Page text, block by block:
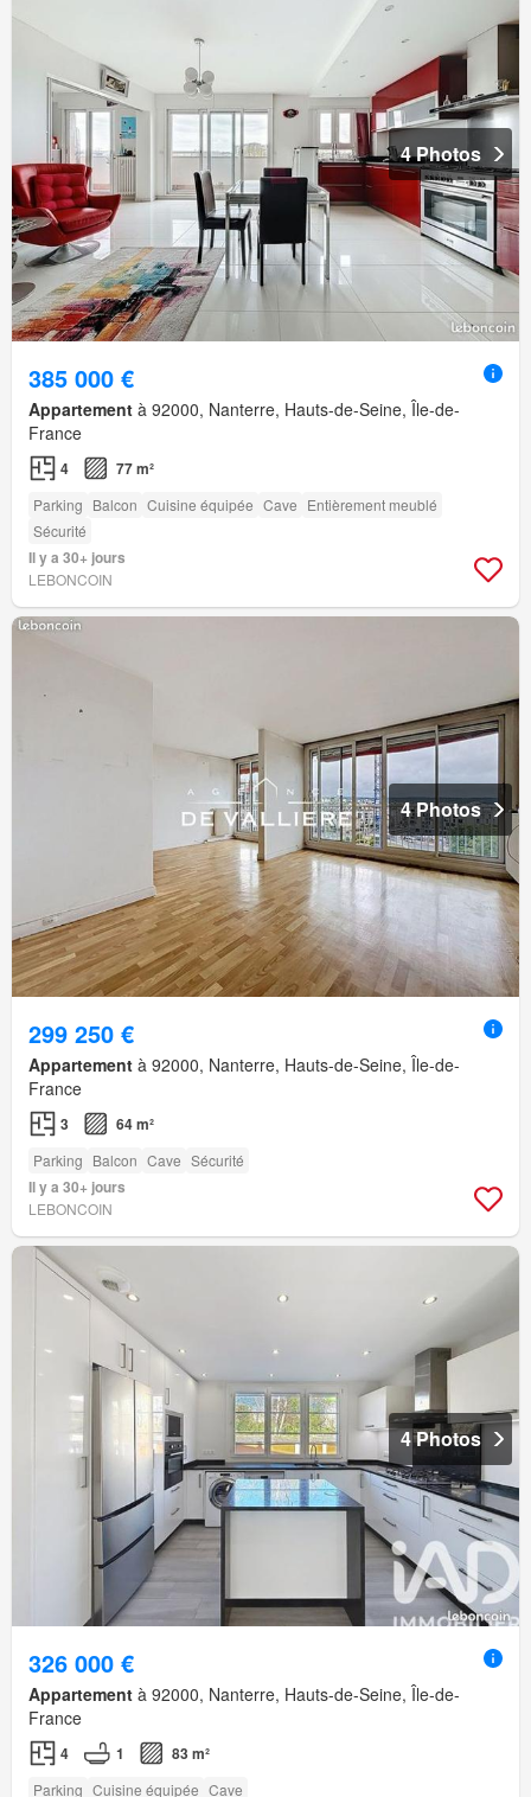
4 Photos
385 000 €
Appartement à 92000, Nanterre, Hauts-de-Seine, Île-de-
France
4 77 m²
Parking Balcon Cuisine équipée Cave Entièrement meublé
Sécurité
Il y a 30+ jours
LEBONCOIN
4 Photos
299 250 €
Appartement à 92000, Nanterre, Hauts-de-Seine, Île-de-
France
3 64 m²
Parking Balcon Cave Sécurité
Il y a 30+ jours
LEBONCOIN
4 Photos
326 000 €
Appartement à 92000, Nanterre, Hauts-de-Seine, Île-de-
France
4 1 83 m²
Parking Cuisine équipée Cave